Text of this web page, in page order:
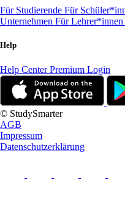
Für Studierende Für
Unternehmen Für Lehrer*innen
Help
Help CenterPremium Login
© StudySmarter
AGB
Impressum
Datenschutzerklärung